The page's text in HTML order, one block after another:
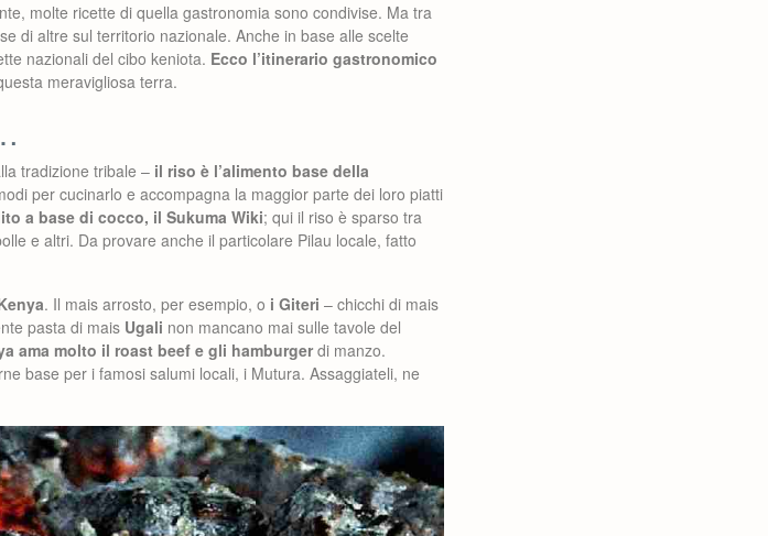
molte ricette di quella gastronomia sono condivise. Ma tra
di altre sul territorio nazionale. Anche in base alle scelte
nazionali del cibo keniota. Ecco l’itinerario gastronomico
meravigliosa terra.
tradizione tribale – il riso è l’alimento base della
per cucinarlo e accompagna la maggior parte dei loro piatti
a base di cocco, il Sukuma Wiki; qui il riso è sparso tra
e altri. Da provare anche il particolare Pilau locale, fatto
. Il mais arrosto, per esempio, o i Giteri – chicchi di mais
pasta di mais Ugali non mancano mai sulle tavole del
ama molto il roast beef e gli hamburgerdi manzo.
base per i famosi salumi locali, i Mutura. Assaggiateli, ne